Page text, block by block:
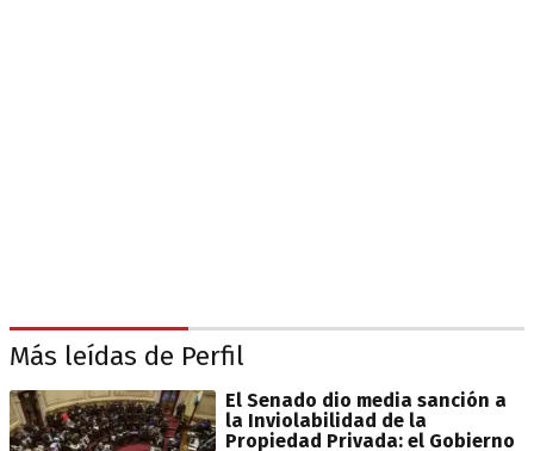
Más leídas de Perfil
El Senado dio media sanción a
la Inviolabilidad de la
Propiedad Privada: el Gobierno